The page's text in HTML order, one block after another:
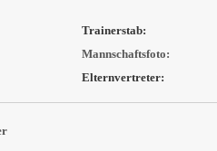
Trainerstab:
Mannschaftsfoto:
Elternvertreter: